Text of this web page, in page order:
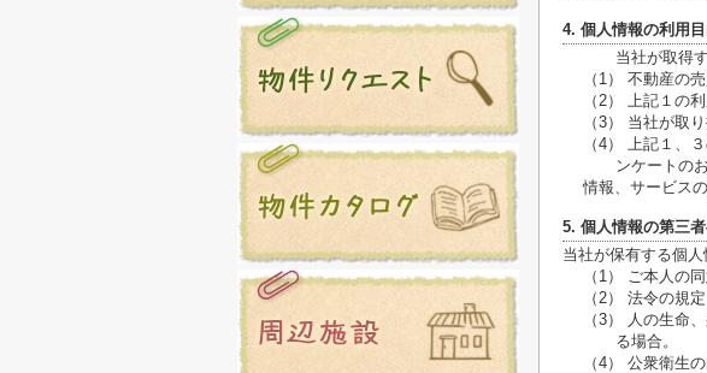
4. 個人情報の利用
当社が取得
（1） 不動産の
（2） 上記１の
（3） 当社が取
（4） 上記１、
ンケートの
情報、サービス
5. 個人情報の第三
当社が保有する個
（1） ご本人の
（2） 法令の規
（3） 人の生命
る場合。
（4） 公衆衛生